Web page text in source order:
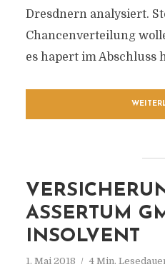
Dresdnern analysiert.
Chancenverteilung
es hapert im Abschluss
ASSERTUM
INSOLVENT
1. Mai 2018 4 Min.